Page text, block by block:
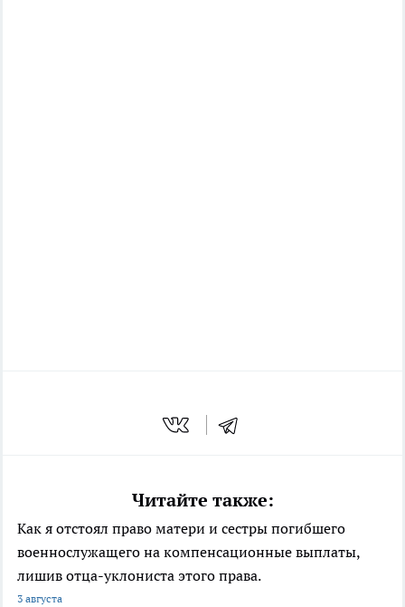
Читайте также:
Как я отстоял право матери и сестры погибшего
военнослужащего на компенсационные выплаты,
лишив отца-уклониста этого права.
3 августа